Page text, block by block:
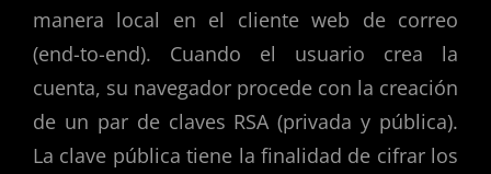
manera local en el cliente web de correo
(end-to-end). Cuando el usuario crea la
cuenta, su navegador procede con la creación
de un par de claves RSA (privada y pública).
La clave pública tiene la finalidad de cifrar los